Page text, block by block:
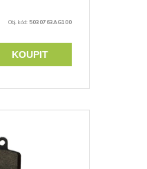
Obj. kód: 5030763AG100
KOUPIT